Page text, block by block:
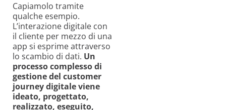
Capiamolo tramite
qualche esempio.
L’interazione digitale con
il cliente per mezzo di una
app si esprime attraverso
lo scambio di dati. Un
processo complesso di
gestione del customer
journey digitale viene
ideato, progettato,
realizzato, eseguito,